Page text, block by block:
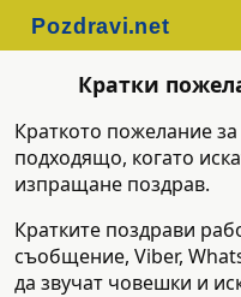
Кратки
Краткото пожелание
подходящо, когато
изпращане поздрав.
Кратките поздрави
съобщение, Viber,
да звучат човешки и